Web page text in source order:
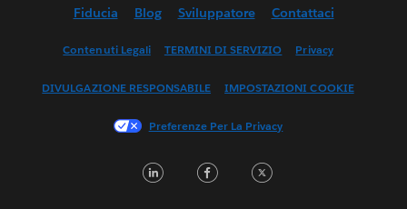
English (UK)
Français (Canada)
한국어
Fiducia Blog Sviluppatore Contattaci
Contenuti Legali TERMINI DI SERVIZIO Privacy
DIVULGAZIONE RESPONSABILE IMPOSTAZIONI COOKIE
Preferenze Per La Privacy
LinkedInFacebook